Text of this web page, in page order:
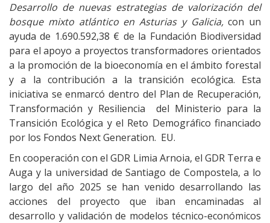
Desarrollo de nuevas estrategias de valorización del
bosque mixto atlántico en Asturias y Galicia,con un
ayuda de 1.690.592,38 € de la Fundación Biodiversidad
para el apoyo a proyectos transformadores orientados
a la promoción de la bioeconomía en el ámbito forestal
y a la contribución a la transición ecológica. Esta
iniciativa se enmarcó dentro del Plan de Recuperación,
Transformación y Resiliencia del Ministerio para la
Transición Ecológica y el Reto Demográfico financiado
por los Fondos Next Generation. EU.
En cooperación con el GDR Limia Arnoia, el GDR Terra e
Auga y la universidad de Santiago de Compostela, a lo
largo del año 2025 se han venido desarrollando las
acciones del proyecto que iban encaminadas al
desarrollo y validación de modelos técnico-económicos